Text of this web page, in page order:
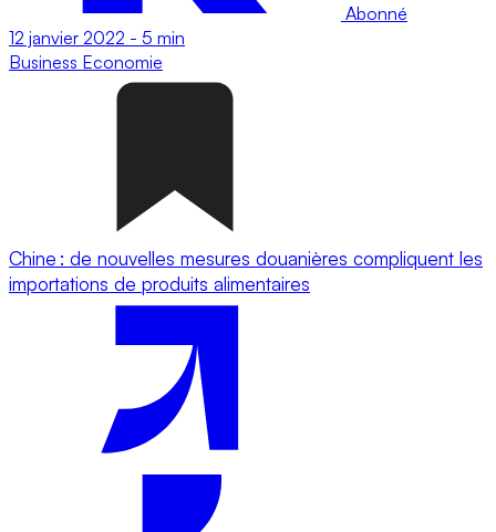
Abonné
12 janvier 2022 - 5 min
Business Economie
Chine : de nouvelles mesures douanières compliquent les
importations de produits alimentaires